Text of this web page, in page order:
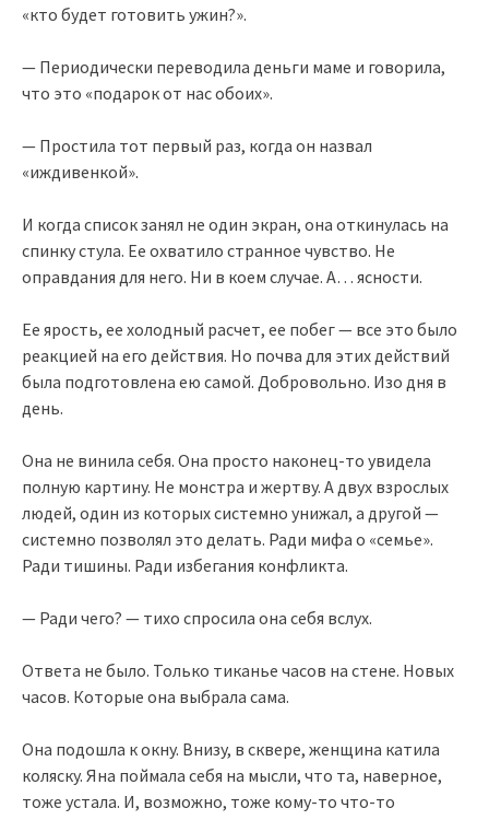
«кто будет готовить ужин?».
— Периодически переводила деньги маме и говорила,
что это «подарок от нас обоих».
— Простила тот первый раз, когда он назвал
«иждивенкой».
И когда список занял не один экран, она откинулась на
спинку стула. Ее охватило странное чувство. Не
оправдания для него. Ни в коем случае. А… ясности.
Ее ярость, ее холодный расчет, ее побег — все это было
реакцией на его действия. Но почва для этих действий
была подготовлена ею самой. Добровольно. Изо дня в
день.
Она не винила себя. Она просто наконец-то увидела
полную картину. Не монстра и жертву. А двух взрослых
людей, один из которых системно унижал, а другой —
системно позволял это делать. Ради мифа о «семье».
Ради тишины. Ради избегания конфликта.
— Ради чего? — тихо спросила она себя вслух.
Ответа не было. Только тиканье часов на стене. Новых
часов. Которые она выбрала сама.
Она подошла к окну. Внизу, в сквере, женщина катила
коляску. Яна поймала себя на мысли, что та, наверное,
тоже устала. И, возможно, тоже кому-то что-то